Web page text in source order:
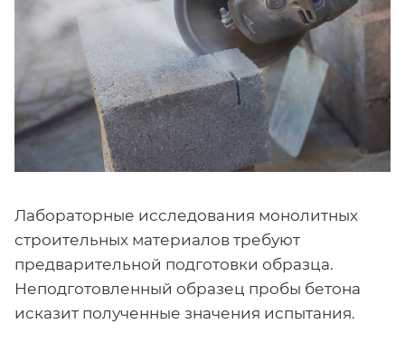
Лабораторные исследования монолитных
строительных материалов требуют
предварительной подготовки образца.
Неподготовленный образец пробы бетона
исказит полученные значения испытания.